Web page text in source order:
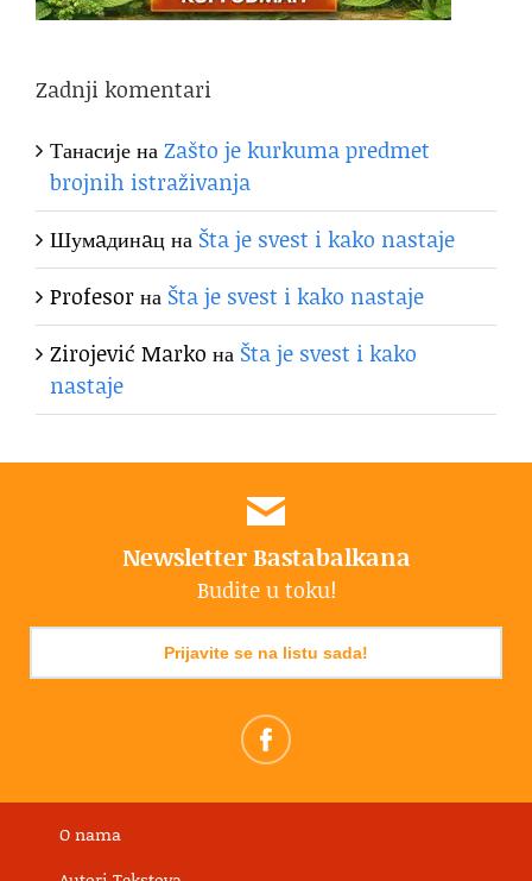
Zadnji komentari
ТанасијенаZašto je kurkuma predmet
brojnih istraživanja
Шумaдинaцна Šta je svest i kako nastaje
Profesorна Šta je svest i kako nastaje
Zirojević Marko на Šta je svest i kako
nastaje
Newsletter Bastabalkana
Budite u toku!
Prijavite se na listu sada!
O nama